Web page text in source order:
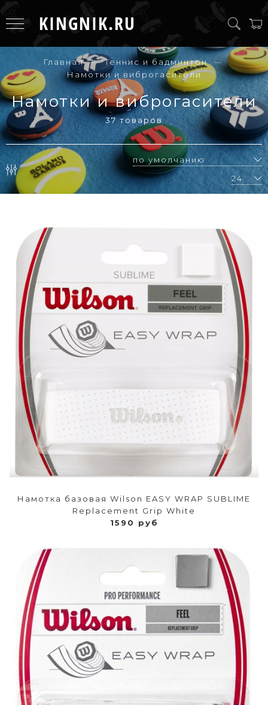
KINGNIK.RU
Главная
Теннис и бадминтон
Намотки и виброгасители
Намотки и виброгасители
37 товаров
Намотка базовая Wilson EASY WRAP SUBLIME
Replacement Grip White
1590 руб